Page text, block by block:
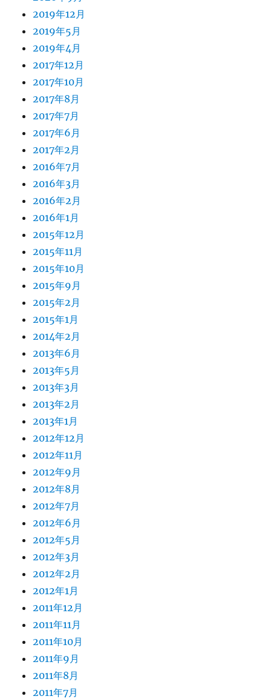
2019年12月
2019年5月
2019年4月
2017年12月
2017年10月
2017年8月
2017年7月
2017年6月
2017年2月
2016年7月
2016年3月
2016年2月
2016年1月
2015年12月
2015年11月
2015年10月
2015年9月
2015年2月
2015年1月
2014年2月
2013年6月
2013年5月
2013年3月
2013年2月
2013年1月
2012年12月
2012年11月
2012年9月
2012年8月
2012年7月
2012年6月
2012年5月
2012年3月
2012年2月
2012年1月
2011年12月
2011年11月
2011年10月
2011年9月
2011年8月
2011年7月